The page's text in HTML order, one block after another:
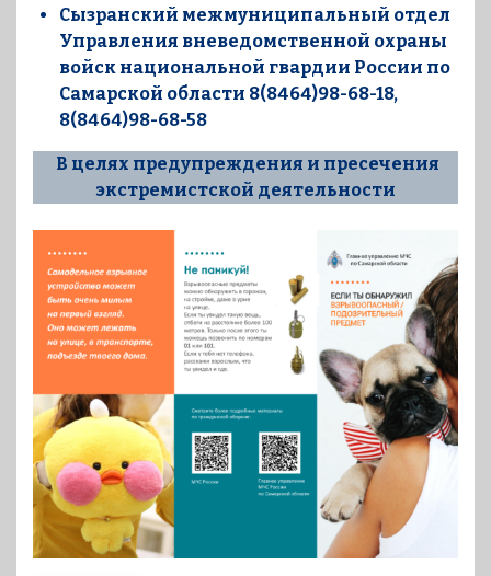
Сызранский межмуниципальный отдел
Управления вневедомственной охраны
войск национальной гвардии России по
Самарской области 8(8464)98-68-18,
8(8464)98-68-58
В целях предупреждения и пресечения
экстремистской деятельности